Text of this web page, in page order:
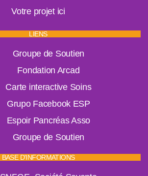
Votre projet ici
LIENS
Groupe de Soutien
Fondation Arcad
Carte interactive Soins
Grupo Facebook ESP
Espoir Pancréas Asso
Groupe de Soutien
BASE D'INFORMATIONS